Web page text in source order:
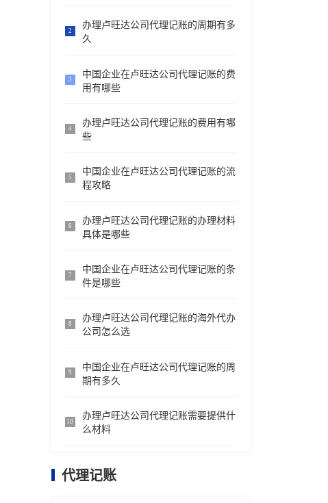
2
办理卢旺达公司代理记账的周期有多
久
3
中国企业在卢旺达公司代理记账的费
用有哪些
4
办理卢旺达公司代理记账的费用有哪
些
5
中国企业在卢旺达公司代理记账的流
程攻略
6
办理卢旺达公司代理记账的办理材料
具体是哪些
7
中国企业在卢旺达公司代理记账的条
件是哪些
8
办理卢旺达公司代理记账的海外代办
公司怎么选
9
中国企业在卢旺达公司代理记账的周
期有多久
10
办理卢旺达公司代理记账需要提供什
么材料
代理记账